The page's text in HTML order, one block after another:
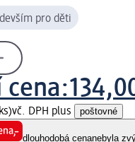
pro děti
cena:
vč. DPH plus poštovné
dlouhodobá cenanebyla